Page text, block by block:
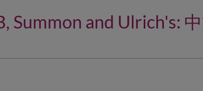
Summon and Ulrich's: